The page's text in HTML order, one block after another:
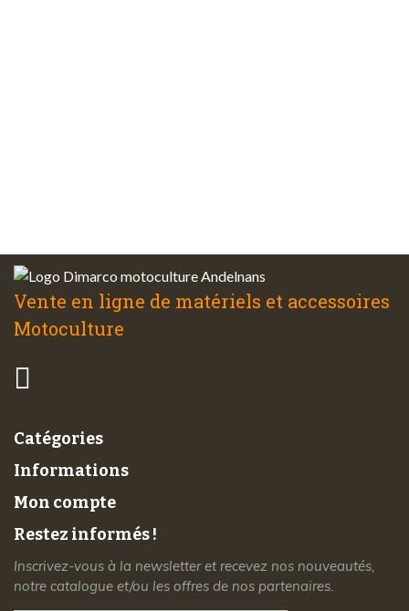
Vente en ligne de matériels et accessoires
Motoculture
Catégories
Informations
Mon compte
Restez informés !
Inscrivez-vous à la newsletter et recevez nos nouveautés,
notre catalogue et/ou les offres de nos partenaires.